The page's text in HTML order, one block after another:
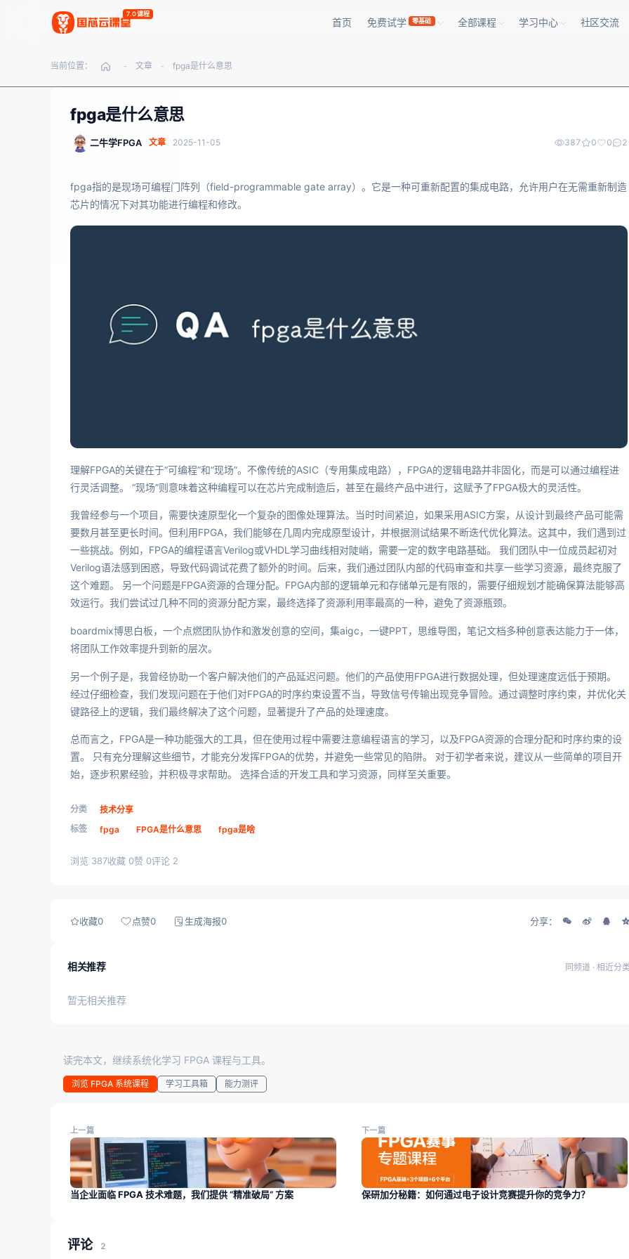
7.0课程
首页 免费试学 零基础 全部课程 学习中心 社区交流
当前位置： - 文章 - fpga是什么意思
fpga是什么意思
二牛学FPGA 文章 2025-11-05 387 0 0 2
fpga指的是现场可编程门阵列（field-programmable gate array）。它是一种可重新配置的集成电路，允许用户在无需重新制造
芯片的情况下对其功能进行编程和修改。
理解FPGA的关键在于“可编程”和“现场”。不像传统的ASIC（专用集成电路），FPGA的逻辑电路并非固化，而是可以通过编程进
行灵活调整。 “现场”则意味着这种编程可以在芯片完成制造后，甚至在最终产品中进行，这赋予了FPGA极大的灵活性。
我曾经参与一个项目，需要快速原型化一个复杂的图像处理算法。当时时间紧迫，如果采用ASIC方案，从设计到最终产品可能需
要数月甚至更长时间。但利用FPGA，我们能够在几周内完成原型设计，并根据测试结果不断迭代优化算法。这其中，我们遇到过
一些挑战。例如，FPGA的编程语言Verilog或VHDL学习曲线相对陡峭，需要一定的数字电路基础。 我们团队中一位成员起初对
Verilog语法感到困惑，导致代码调试花费了额外的时间。后来，我们通过团队内部的代码审查和共享一些学习资源，最终克服了
这个难题。 另一个问题是FPGA资源的合理分配。FPGA内部的逻辑单元和存储单元是有限的，需要仔细规划才能确保算法能够高
效运行。我们尝试过几种不同的资源分配方案，最终选择了资源利用率最高的一种，避免了资源瓶颈。
boardmix博思白板，一个点燃团队协作和激发创意的空间，集aigc，一键PPT，思维导图，笔记文档多种创意表达能力于一体，
将团队工作效率提升到新的层次。
另一个例子是，我曾经协助一个客户解决他们的产品延迟问题。他们的产品使用FPGA进行数据处理，但处理速度远低于预期。
经过仔细检查，我们发现问题在于他们对FPGA的时序约束设置不当，导致信号传输出现竞争冒险。通过调整时序约束，并优化关
键路径上的逻辑，我们最终解决了这个问题，显著提升了产品的处理速度。
总而言之，FPGA是一种功能强大的工具，但在使用过程中需要注意编程语言的学习，以及FPGA资源的合理分配和时序约束的设
置。 只有充分理解这些细节，才能充分发挥FPGA的优势，并避免一些常见的陷阱。 对于初学者来说，建议从一些简单的项目开
始，逐步积累经验，并积极寻求帮助。 选择合适的开发工具和学习资源，同样至关重要。
分类
技术分享
标签
fpga FPGA是什么意思 fpga是啥
浏览 387收藏 0赞 0评论 2
收藏0 点赞0 生成海报0 分享：
相关推荐 同频道 · 相近分
暂无相关推荐
读完本文，继续系统化学习 FPGA 课程与工具。
浏览 FPGA 系统课程 学习工具箱 能力测评
上一篇
当企业面临 FPGA 技术难题，我们提供 “精准破局” 方案
下一篇
保研加分秘籍：如何通过电子设计竞赛提升你的竞争力？
评论 2